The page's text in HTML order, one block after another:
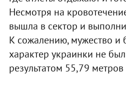
Несмотря на
вышла в сектор и
К сожалению, мужество и
характер украинки не
результатом 55,79